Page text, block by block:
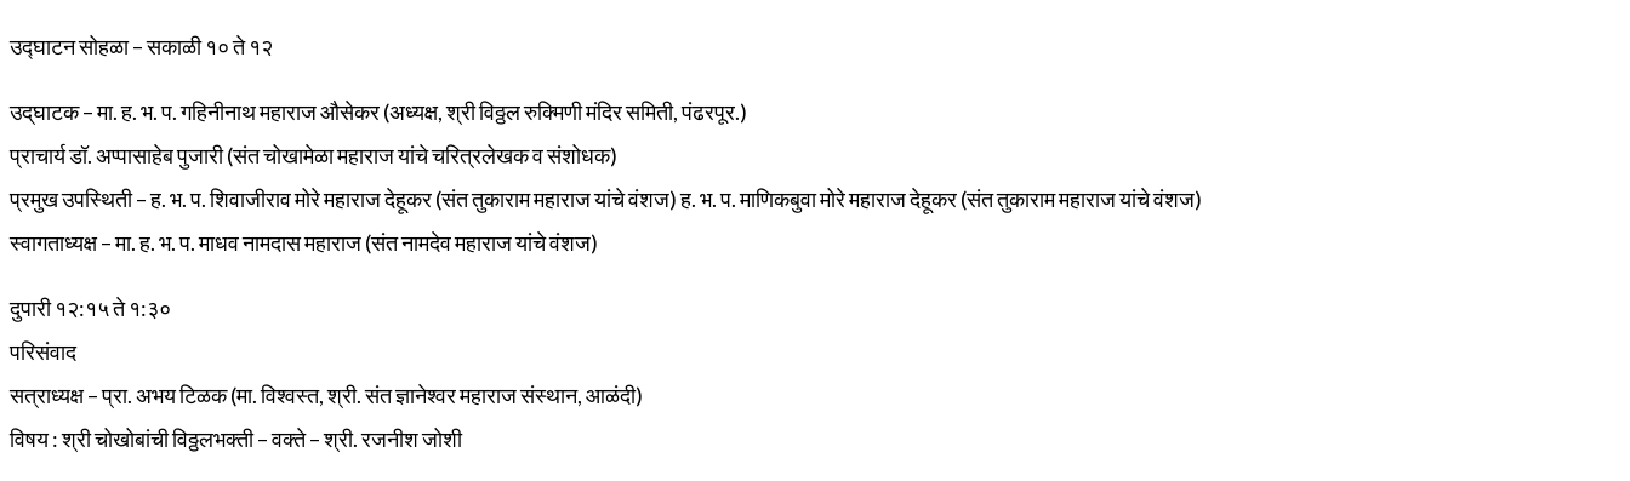
उ‌द्घाटन सोहळा – सकाळी १० ते १२
उद्‌घाटक – मा. ह. भ. प. गहिनीनाथ महाराज औसेकर (अध्यक्ष, श्री विठ्ठल रुक्मिणी मंदिर समिती, पंढरपूर.)
प्राचार्य डॉ. अप्पासाहेब पुजारी (संत चोखामेळा महाराज यांचे चरित्रलेखक व संशोधक)
प्रमुख उपस्थिती – ह. भ. प. शिवाजीराव मोरे महाराज देहूकर (संत तुकाराम महाराज यांचे वंशज) ह. भ. प. माणिकबुवा मोरे महाराज देहूकर (संत तुकाराम महाराज यांचे वंशज)
स्वागताध्यक्ष – मा. ह. भ. प. माधव नामदास महाराज (संत नामदेव महाराज यांचे वंशज)
दुपारी १२:१५ ते १:३०
परिसंवाद
सत्राध्यक्ष – प्रा. अभय टिळक (मा. विश्वस्त, श्री. संत ज्ञानेश्वर महाराज संस्थान, आळंदी)
विषय : श्री चोखोबांची विठ्ठलभक्ती – वक्ते – श्री. रजनीश जोशी